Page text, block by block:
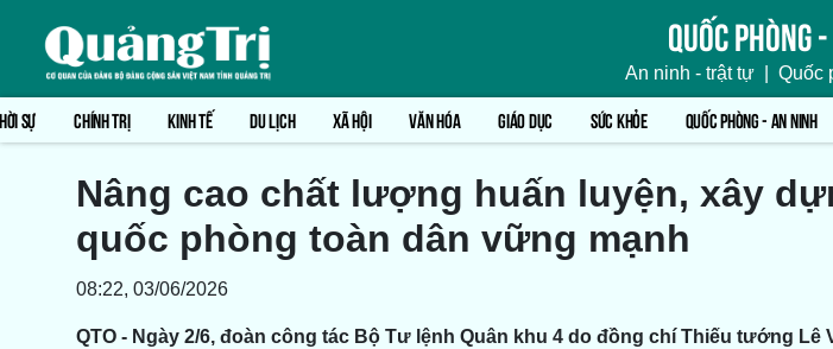
Quốc phòng
An ninh - trật tự Quốc
SỰ CHÍNH TRỊ KINH TẾ DU LỊCH XÃ HỘI VĂN HÓA GIÁO DỤC SỨC KHỎE QUỐC PHÒNG - AN NINH
Nâng cao chất lượng huấn luyện, xây
quốc phòng toàn dân vững mạnh
08:22, 03/06/2026
QTO - Ngày 2/6, đoàn công tác Bộ Tư lệnh Quân khu 4 do đồng chí Thiếu tướng Lê